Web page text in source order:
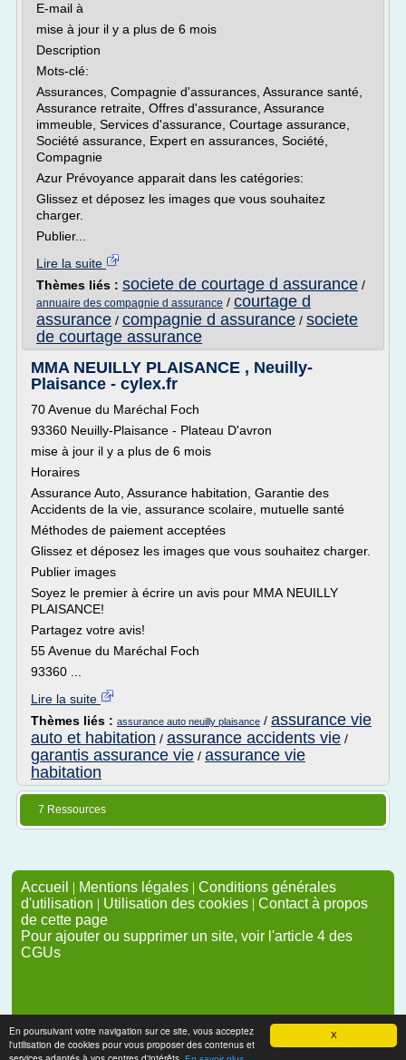
X
En poursuivant votre navigation sur ce site, vous acceptez
l'utilisation de cookies pour vous proposer des contenus et
E-mail à
mise à jour il y a plus de 6 mois
Description
Mots-clé:
Assurances, Compagnie d'assurances, Assurance santé,
Assurance retraite, Offres d'assurance, Assurance
immeuble, Services d'assurance, Courtage assurance,
Société assurance, Expert en assurances, Société,
Compagnie
Azur Prévoyance apparait dans les catégories:
Glissez et déposez les images que vous souhaitez
charger.
Publier...
Lire la suite
Thèmes liés : societe de courtage d assurance /
annuaire des compagnie d assurance / courtage d
assurance / compagnie d assurance / societe
de courtage assurance
MMA NEUILLY PLAISANCE , Neuilly-
Plaisance - cylex.fr
70 Avenue du Maréchal Foch
93360 Neuilly-Plaisance - Plateau D'avron
mise à jour il y a plus de 6 mois
Horaires
Assurance Auto, Assurance habitation, Garantie des
Accidents de la vie, assurance scolaire, mutuelle santé
Méthodes de paiement acceptées
Glissez et déposez les images que vous souhaitez charger.
Publier images
Soyez le premier à écrire un avis pour MMA NEUILLY
PLAISANCE!
Partagez votre avis!
55 Avenue du Maréchal Foch
93360 ...
Lire la suite
Thèmes liés : assurance auto neuilly plaisance / assurance vie
auto et habitation / assurance accidents vie /
garantis assurance vie / assurance vie
habitation
7 Ressources
Accueil | Mentions légales | Conditions générales
d'utilisation | Utilisation des cookies | Contact à propos
de cette page
Pour ajouter ou supprimer un site, voir l'article 4 des
CGUs